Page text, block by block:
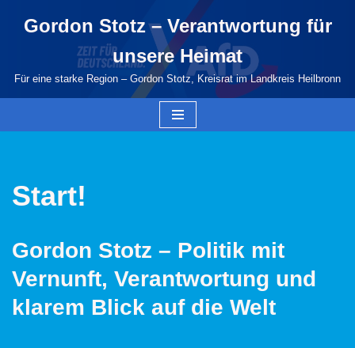
springen
Gordon Stotz – Verantwortung für
unsere Heimat
Für eine starke Region – Gordon Stotz, Kreisrat im Landkreis Heilbronn
Start!
Gordon Stotz – Politik mit
Vernunft, Verantwortung und
klarem Blick auf die Welt